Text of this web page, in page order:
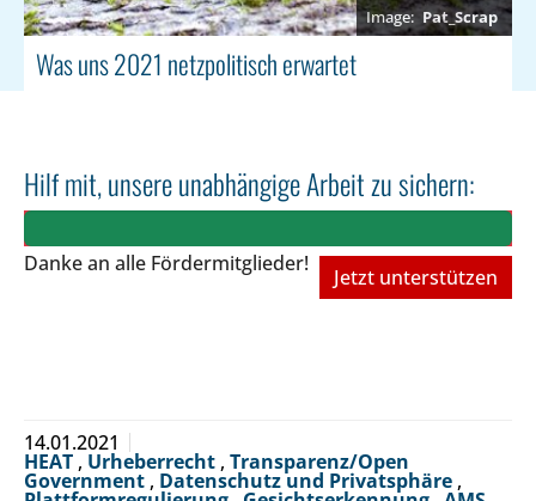
Pat_Scrap
Was uns 2021 netzpolitisch erwartet
Hilf mit, unsere unabhängige Arbeit zu sichern:
Danke an alle Fördermitglieder!
Jetzt unterstützen
14.01.2021
HEAT , Urheberrecht , Transparenz/Open
Government , Datenschutz und Privatsphäre ,